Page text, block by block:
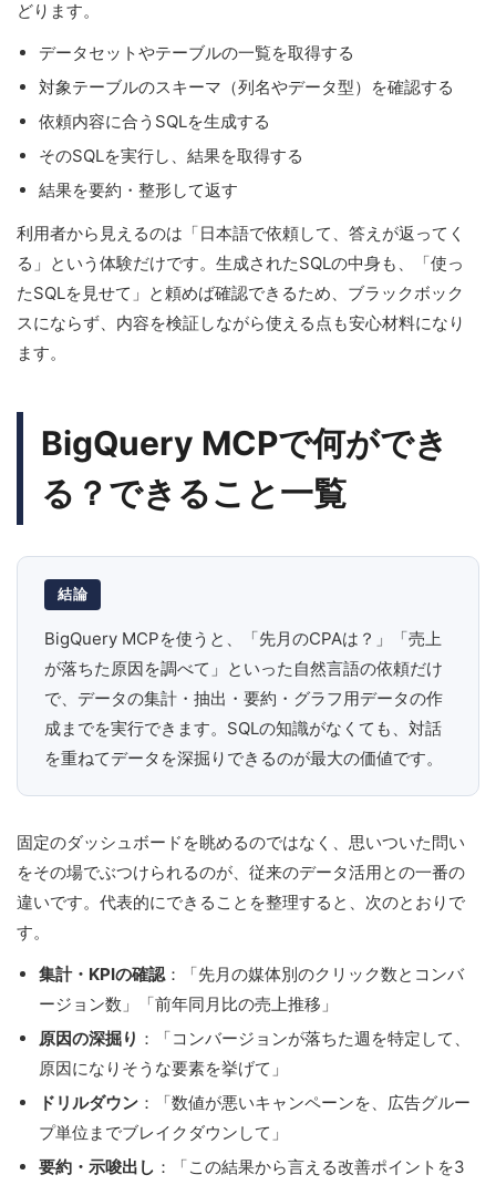
どります。
データセットやテーブルの一覧を取得する
対象テーブルのスキーマ（列名やデータ型）を確認する
依頼内容に合うSQLを生成する
そのSQLを実行し、結果を取得する
結果を要約・整形して返す
利用者から見えるのは「日本語で依頼して、答えが返ってく
る」という体験だけです。生成されたSQLの中身も、「使っ
たSQLを見せて」と頼めば確認できるため、ブラックボック
スにならず、内容を検証しながら使える点も安心材料になり
ます。
BigQuery MCPで何ができ
る？できること一覧
結論
BigQuery MCPを使うと、「先月のCPAは？」「売上
が落ちた原因を調べて」といった自然言語の依頼だけ
で、データの集計・抽出・要約・グラフ用データの作
成までを実行できます。SQLの知識がなくても、対話
を重ねてデータを深掘りできるのが最大の価値です。
固定のダッシュボードを眺めるのではなく、思いついた問い
をその場でぶつけられるのが、従来のデータ活用との一番の
違いです。代表的にできることを整理すると、次のとおりで
す。
集計・KPIの確認：「先月の媒体別のクリック数とコンバ
ージョン数」「前年同月比の売上推移」
原因の深掘り ：「コンバージョンが落ちた週を特定して、
原因になりそうな要素を挙げて」
ドリルダウン ：「数値が悪いキャンペーンを、広告グルー
プ単位までブレイクダウンして」
要約・示唆出し ：「この結果から言える改善ポイントを3